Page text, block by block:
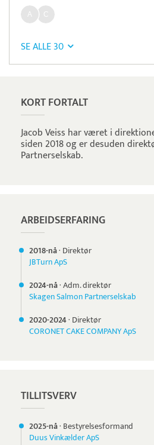
SE ALLE 30
KORT FORTALT
Jacob Veiss har været i
siden 2018 og er desuden
Partnerselskab.
ARBEIDSERFARING
2018-nå· Direktør
JBTurn ApS
2024-nå·Adm. direktør
Skagen Salmon Partnerselskab
2020-2024· Direktør
CORONET CAKE COMPANY ApS
TILLITSVERV
2025-nå· Bestyrelsesformand
Duus Vinkælder ApS